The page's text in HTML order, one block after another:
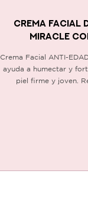
CREMA FACIAL
MIRACLE
Crema Facial ANTI-
ayuda a humectar y
piel firme y joven.